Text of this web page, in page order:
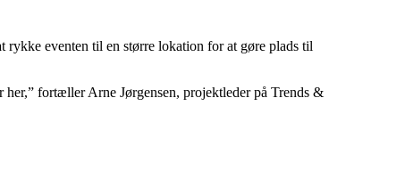
rykke eventen til en større lokation for at gøre plads til
fortæller Arne Jørgensen, projektleder på Trends &